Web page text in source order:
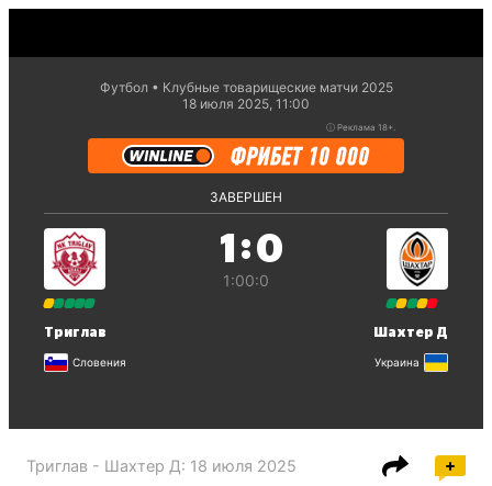
Футбол
Клубные товарищеские матчи 2025
18 июля 2025, 11:00
ⓘ Реклама 18+.
ЗАВЕРШЕН
Триглав
Словения
1 :0
1:00:0
Шахтер Д
Украина
Триглав - Шахтер Д: 18 июля 2025